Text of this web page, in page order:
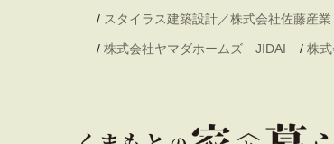
/ スタイラス建築設計／株式会社佐藤産業
/ 株式会社ヤマダホームズ JIDAI / 株